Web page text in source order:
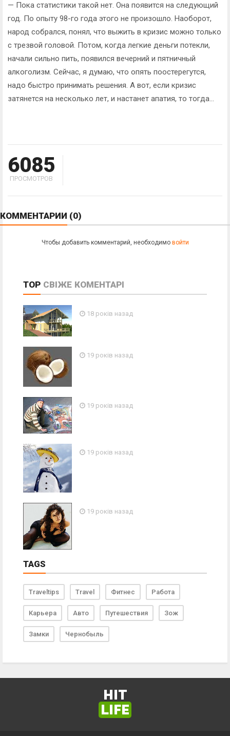
— Пока статистики такой нет. Она появится на следующий
год. По опыту 98-го года этого не произошло. Наоборот,
народ собрался, понял, что выжить в кризис можно только
с трезвой головой. Потом, когда легкие деньги потекли,
начали сильно пить, появился вечерний и пятничный
алкоголизм. Сейчас, я думаю, что опять поостерегутся,
надо быстро принимать решения. А вот, если кризис
затянется на несколько лет, и настанет апатия, то тогда...
6085
ПРОСМОТРОВ
КОММЕНТАРИИ (0)
Чтобы добавить комментарий, необходимо войти
TOP СВІЖЕ КОМЕНТАРІ
18 років назад
19 років назад
19 років назад
19 років назад
19 років назад
TAGS
Traveltips Travel Фитнес Работа
Карьера Авто Путешествия Зож
Замки Чернобыль
HIT
LIFE